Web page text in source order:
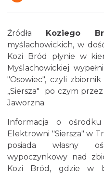
Źródła Koziego
myślachowickich, w
Kozi Bród płynie w
Myślachowickiej
"Osowiec", czyli
„Siersza" po czym
Jaworzna.
Informacja o
Elektrowni "Siersza" w
posiada własny
wypoczynkowy nad
Kozi Bród, gdzie w